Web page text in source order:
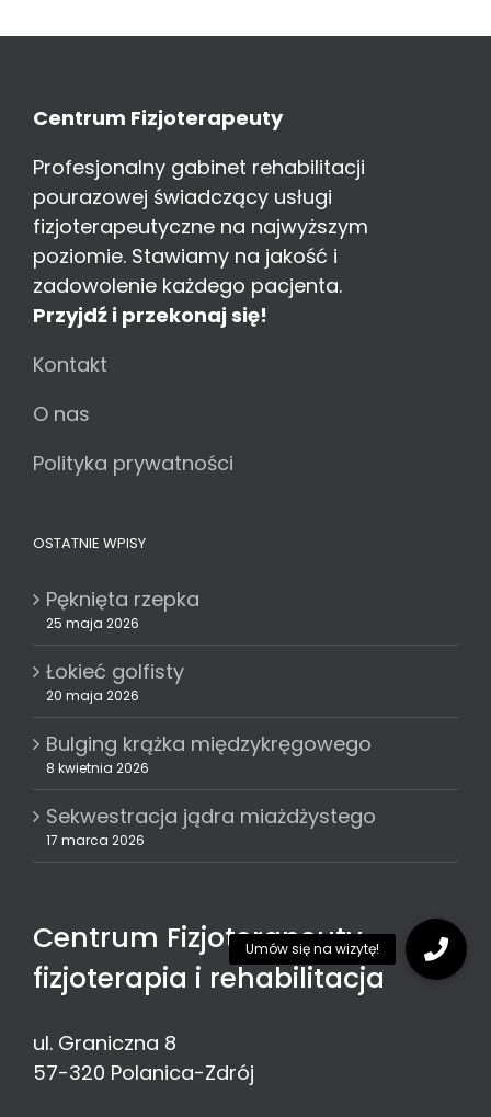
Centrum Fizjoterapeuty
Profesjonalny gabinet rehabilitacji
pourazowej świadczący usługi
fizjoterapeutyczne na najwyższym
poziomie. Stawiamy na jakość i
zadowolenie każdego pacjenta.
Przyjdź i przekonaj się!
Kontakt
O nas
Polityka prywatności
OSTATNIE WPISY
Pęknięta rzepka
25 maja 2026
Łokieć golfisty
20 maja 2026
Bulging krążka międzykręgowego
8 kwietnia 2026
Sekwestracja jądra miażdżystego
17 marca 2026
Centrum Fizjoterapeuty -
fizjoterapia i rehabilitacja
ul. Graniczna 8
57-320 Polanica-Zdrój